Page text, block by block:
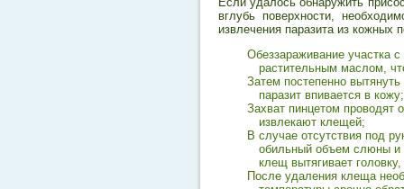
вглубь поверхности,
извлечения паразита из кожных
Обеззараживание участка
растительным маслом,
Затем постепенно
паразит впивается в кожу;
Захват пинцетом
извлекают клещей;
В случае отсутствия под
обильный объем слюны и
клещ вытягивает
После удаления клеща